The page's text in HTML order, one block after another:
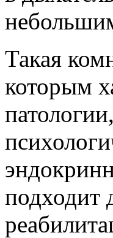
Такая
которым
подходит